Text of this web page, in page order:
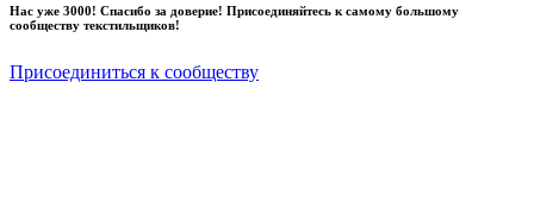
Нас уже 3000! Спасибо за доверие! Присоединяйтесь к самому большому
сообществу текстильщиков!
Присоединиться к сообществу